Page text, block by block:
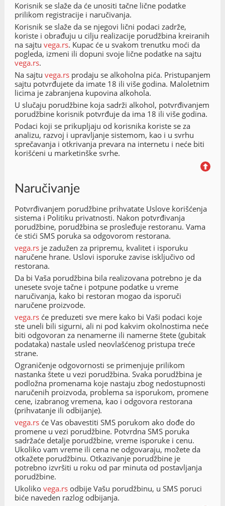
Korisnik se slaže da će unositi tačne lične podatke
prilikom registracije i naručivanja.
Korisnik se slaže da se njegovi lični podaci zadrže,
koriste i obrađuju u cilju realizacije porudžbina kreiranih
na sajtu vega.rs. Kupac će u svakom trenutku moći da
pogleda, izmeni ili dopuni svoje lične podatke na sajtu
vega.rs.
Na sajtu vega.rs prodaju se alkoholna pića. Pristupanjem
sajtu potvrđujete da imate 18 ili više godina. Maloletnim
licima je zabranjena kupovina alkohola.
U slučaju porudžbine koja sadrži alkohol, potvrđivanjem
porudžbine korisnik potvrđuje da ima 18 ili više godina.
Podaci koji se prikupljaju od korisnika koriste se za
analizu, razvoj i upravljanje sistemom, kao i u svrhu
sprečavanja i otkrivanja prevara na internetu i neće biti
korišćeni u marketinške svrhe.
Naručivanje
Potvrđivanjem porudžbine prihvatate Uslove korišćenja
sistema i Politiku privatnosti. Nakon potvrđivanja
porudžbine, porudžbina se prosleđuje restoranu. Vama
će stići SMS poruka sa odgovorom restorana.
vega.rs je zadužen za pripremu, kvalitet i isporuku
naručene hrane. Uslovi isporuke zavise isključivo od
restorana.
Da bi Vaša porudžbina bila realizovana potrebno je da
unesete svoje tačne i potpune podatke u vreme
naručivanja, kako bi restoran mogao da isporuči
naručene proizvode.
vega.rs će preduzeti sve mere kako bi Vaši podaci koje
ste uneli bili sigurni, ali ni pod kakvim okolnostima neće
biti odgovoran za nenamerne ili namerne štete (gubitak
podataka) nastale usled neovlašćenog pristupa treće
strane.
Ograničenje odgovornosti se primenjuje prilikom
nastanka štete u vezi porudžbina. Svaka porudžbina je
podložna promenama koje nastaju zbog nedostupnosti
naručenih proizvoda, problema sa isporukom, promene
cene, izabranog vremena, kao i odgovora restorana
(prihvatanje ili odbijanje).
vega.rs će Vas obavestiti SMS porukom ako dođe do
promene u vezi porudžbine. Potvrdna SMS poruka
sadržaće detalje porudžbine, vreme isporuke i cenu.
Ukoliko vam vreme ili cena ne odgovaraju, možete da
otkažete porudžbinu. Otkazivanje porudžbine je
potrebno izvršiti u roku od par minuta od postavljanja
porudžbine.
Ukoliko vega.rs odbije Vašu porudžbinu, u SMS poruci
biće naveden razlog odbijanja.